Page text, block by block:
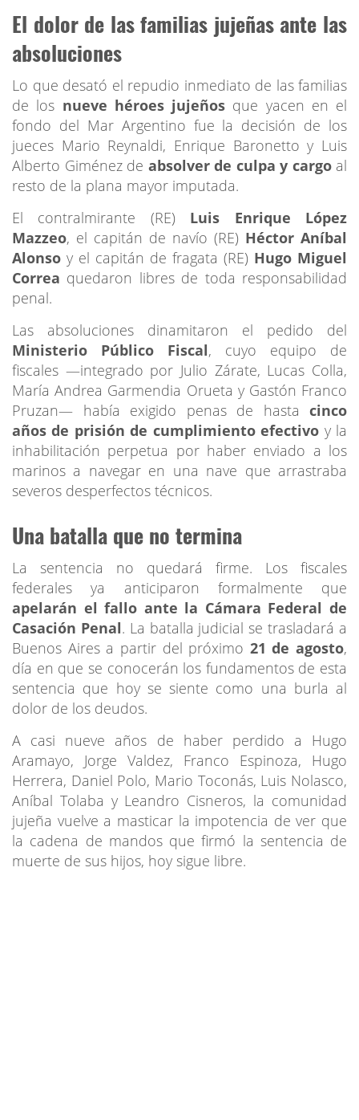
El dolor de las familias jujeñas ante las
absoluciones
Lo que desató el repudio inmediato de las familias
de los nueve héroes jujeños que yacen en el
fondo del Mar Argentino fue la decisión de los
jueces Mario Reynaldi, Enrique Baronetto y Luis
Alberto Giménez de absolver de culpa y cargoal
resto de la plana mayor imputada.
El contralmirante (RE) Luis Enrique López
Mazzeo, el capitán de navío (RE) Héctor Aníbal
Alonso y el capitán de fragata (RE) Hugo Miguel
Correa quedaron libres de toda responsabilidad
penal.
Las absoluciones dinamitaron el pedido del
Ministerio Público Fiscal, cuyo equipo de
fiscales —integrado por Julio Zárate, Lucas Colla,
María Andrea Garmendia Orueta y Gastón Franco
Pruzan— había exigido penas de hasta cinco
años de prisión de cumplimiento efectivo y la
inhabilitación perpetua por haber enviado a los
marinos a navegar en una nave que arrastraba
severos desperfectos técnicos.
Una batalla que no termina
La sentencia no quedará firme. Los fiscales
federales ya anticiparon formalmente que
apelarán el fallo ante la Cámara Federal de
Casación Penal. La batalla judicial se trasladará a
Buenos Aires a partir del próximo 21 de agosto,
día en que se conocerán los fundamentos de esta
sentencia que hoy se siente como una burla al
dolor de los deudos.
A casi nueve años de haber perdido a Hugo
Aramayo, Jorge Valdez, Franco Espinoza, Hugo
Herrera, Daniel Polo, Mario Toconás, Luis Nolasco,
Aníbal Tolaba y Leandro Cisneros, la comunidad
jujeña vuelve a masticar la impotencia de ver que
la cadena de mandos que firmó la sentencia de
muerte de sus hijos, hoy sigue libre.